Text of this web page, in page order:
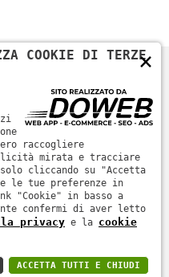
News Contatti
×
COOKIE DI TERZE
raccogliere
mirata e tracciare
cliccando su "Accetta
le tue preferenze in
"Cookie" in basso a
confermi di aver letto
privacy e la cookie
ACCETTA TUTTI E CHIUDI